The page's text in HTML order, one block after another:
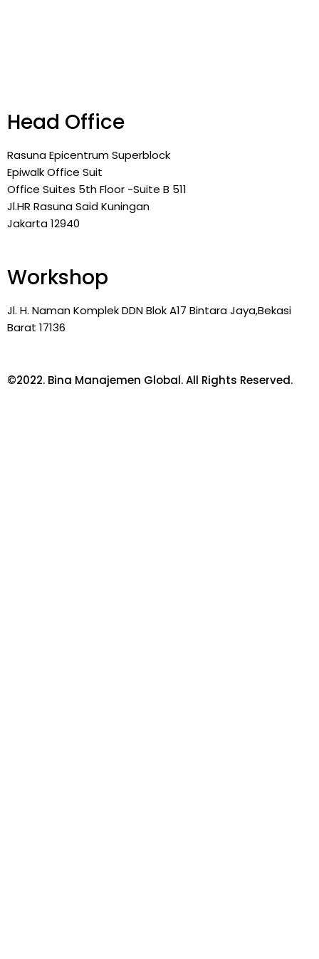
Head Office
Rasuna Epicentrum Superblock
Epiwalk Office Suit
Office Suites 5th Floor -Suite B 511
Jl.HR Rasuna Said Kuningan
Jakarta 12940
Workshop
Jl. H. Naman Komplek DDN Blok A17 Bintara Jaya,Bekasi
Barat 17136
©2022. Bina Manajemen Global. All Rights Reserved.